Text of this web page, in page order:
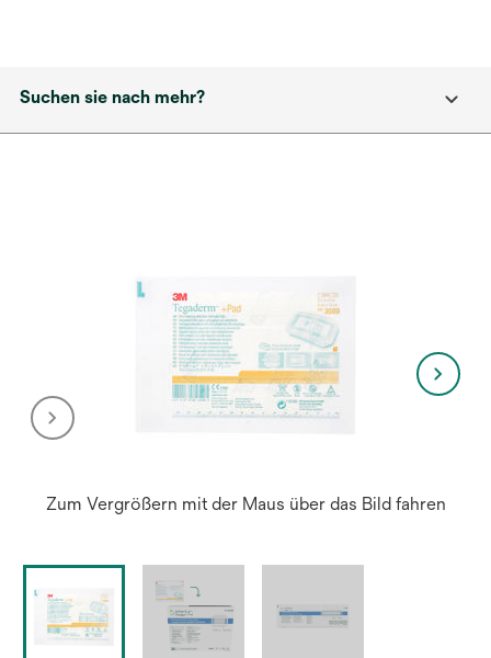
Suchen sie nach mehr?
Zum Vergrößern mit der Maus über das Bild fahren